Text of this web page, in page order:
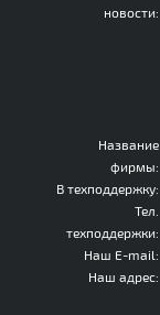
новости:
Название
фирмы:
В техподдержку:
Тел.
техподдержки:
Наш E-mail:
Наш адрес: